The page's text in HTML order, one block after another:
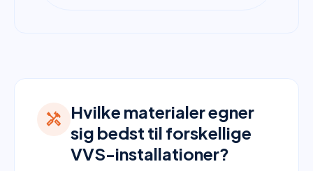
handyman Hvilke materialer egner
sig bedst til forskellige
VVS-installationer?